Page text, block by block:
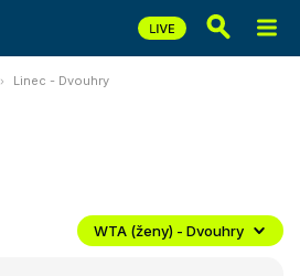
Linec - Dvouhry
WTA (ženy) - Dvouhry